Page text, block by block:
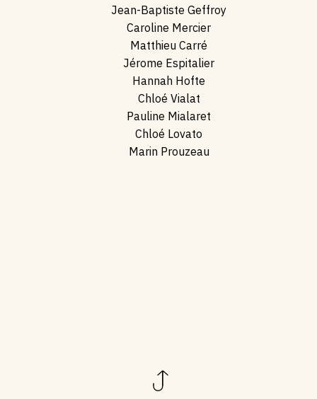
Jean-Baptiste Geffroy
Caroline Mercier
Matthieu Carré
Jérome Espitalier
Hannah Hofte
Chloé Vialat
Pauline Mialaret
Chloé Lovato
Marin Prouzeau